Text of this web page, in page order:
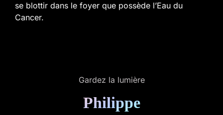
se blottir dans le foyer que possède l’Eau du
Cancer.
Gardez la lumière
Philippe